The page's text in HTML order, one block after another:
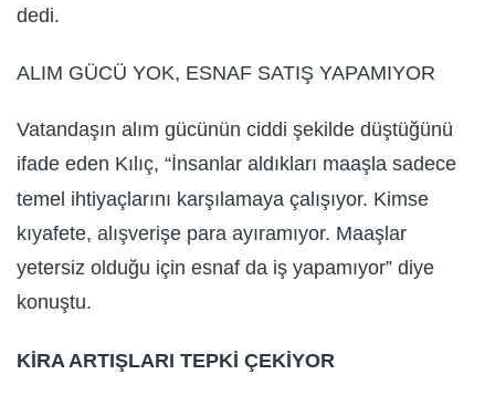
dedi.
ALIM GÜCÜ YOK, ESNAF SATIŞ YAPAMIYOR
Vatandaşın alım gücünün ciddi şekilde düştüğünü
ifade eden Kılıç, “İnsanlar aldıkları maaşla sadece
temel ihtiyaçlarını karşılamaya çalışıyor. Kimse
kıyafete, alışverişe para ayıramıyor. Maaşlar
yetersiz olduğu için esnaf da iş yapamıyor” diye
konuştu.
KİRA ARTIŞLARI TEPKİ ÇEKİYOR